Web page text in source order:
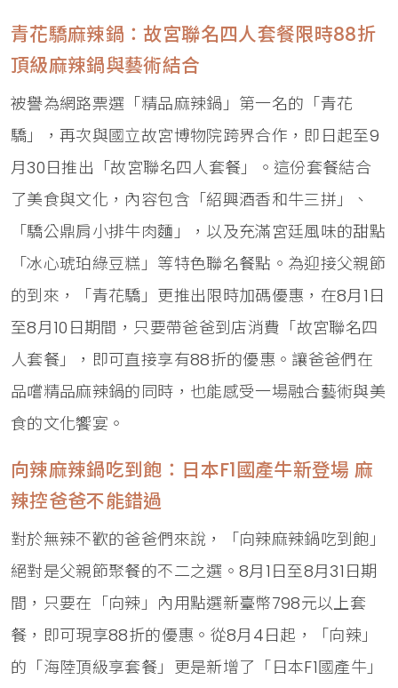
青花驕麻辣鍋：故宮聯名四人套餐限時88折
頂級麻辣鍋與藝術結合
被譽為網路票選「精品麻辣鍋」第一名的「青花
驕」，再次與國立故宮博物院跨界合作，即日起至9
月30日推出「故宮聯名四人套餐」。這份套餐結合
了美食與文化，內容包含「紹興酒香和牛三拼」、
「驕公鼎肩小排牛肉麵」，以及充滿宮廷風味的甜點
「冰心琥珀綠豆糕」等特色聯名餐點。為迎接父親節
的到來，「青花驕」更推出限時加碼優惠，在8月1日
至8月10日期間，只要帶爸爸到店消費「故宮聯名四
人套餐」，即可直接享有88折的優惠。讓爸爸們在
品嚐精品麻辣鍋的同時，也能感受一場融合藝術與美
食的文化饗宴。
向辣麻辣鍋吃到飽：日本F1國產牛新登場 麻
辣控爸爸不能錯過
對於無辣不歡的爸爸們來說，「向辣麻辣鍋吃到飽」
絕對是父親節聚餐的不二之選。8月1日至8月31日期
間，只要在「向辣」內用點選新臺幣798元以上套
餐，即可現享88折的優惠。從8月4日起，「向辣」
的「海陸頂級享套餐」更是新增了「日本F1國產牛」